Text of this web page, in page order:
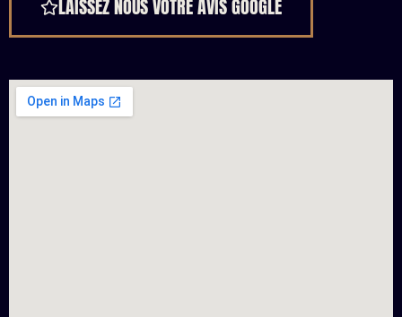
LAISSEZ NOUS VOTRE AVIS GOOGLE